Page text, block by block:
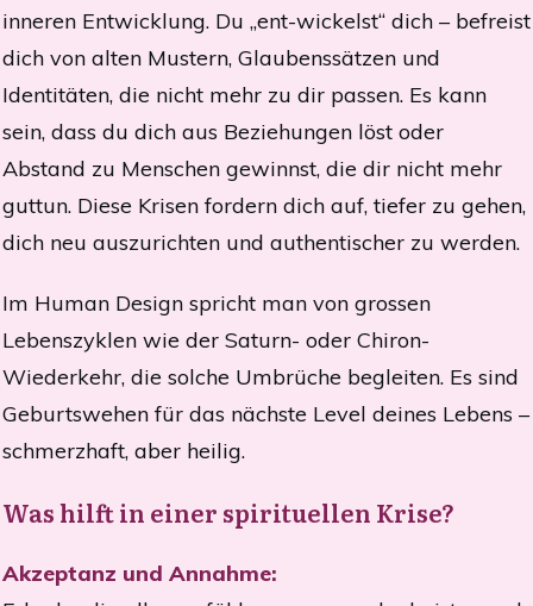
inneren Entwicklung. Du „ent-wickelst“ dich – befreist
dich von alten Mustern, Glaubenssätzen und
Identitäten, die nicht mehr zu dir passen. Es kann
sein, dass du dich aus Beziehungen löst oder
Abstand zu Menschen gewinnst, die dir nicht mehr
guttun. Diese Krisen fordern dich auf, tiefer zu gehen,
dich neu auszurichten und authentischer zu werden.
Im Human Design spricht man von grossen
Lebenszyklen wie der Saturn- oder Chiron-
Wiederkehr, die solche Umbrüche begleiten. Es sind
Geburtswehen für das nächste Level deines Lebens –
schmerzhaft, aber heilig.
Was hilft in einer spirituellen Krise?
Akzeptanz und Annahme: